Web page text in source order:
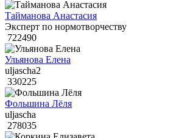
Тайманова Анастасия
Эксперт по нормотворчеству
722490
Ульянова Елена
uljascha2
330225
Фольшина Лёля
uljascha
278035